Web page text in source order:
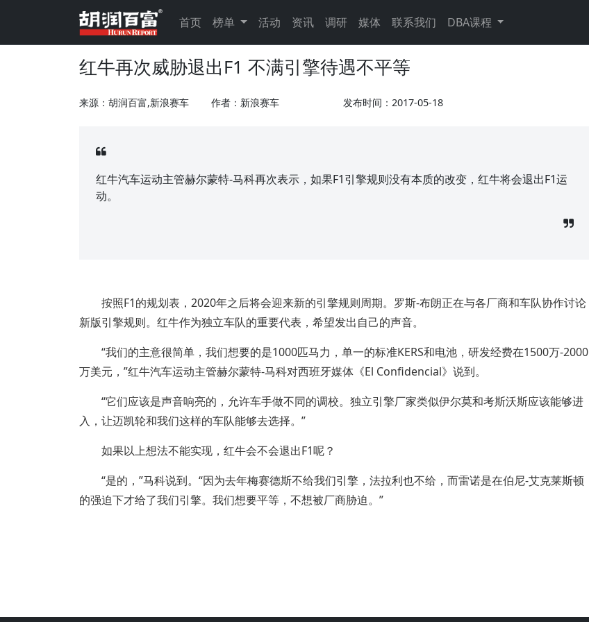
首页 榜单 活动 资讯 调研 媒体 联系我们 DBA课程
红牛再次威胁退出F1 不满引擎待遇不平等
来源：胡润百富,新浪赛车 作者：新浪赛车 发布时间：2017-05-18
红牛汽车运动主管赫尔蒙特-马科再次表示，如果F1引擎规则没有本质的改变，红牛将会退出F1运
动。
按照F1的规划表，2020年之后将会迎来新的引擎规则周期。罗斯-布朗正在与各厂商和车队协作讨论
新版引擎规则。红牛作为独立车队的重要代表，希望发出自己的声音。
“我们的主意很简单，我们想要的是1000匹马力，单一的标准KERS和电池，研发经费在1500万-2000
万美元，”红牛汽车运动主管赫尔蒙特-马科对西班牙媒体《El Confidencial》说到。
“它们应该是声音响亮的，允许车手做不同的调校。独立引擎厂家类似伊尔莫和考斯沃斯应该能够进
入，让迈凯轮和我们这样的车队能够去选择。”
如果以上想法不能实现，红牛会不会退出F1呢？
“是的，”马科说到。“因为去年梅赛德斯不给我们引擎，法拉利也不给，而雷诺是在伯尼-艾克莱斯顿
的强迫下才给了我们引擎。我们想要平等，不想被厂商胁迫。”